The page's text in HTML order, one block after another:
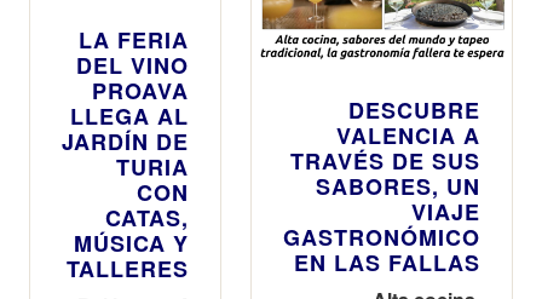
LA FERIA
DEL VINO
PROAVA
LLEGA AL
JARDÍN DE
TURIA
CON
CATAS,
MÚSICA Y
TALLERES
DESCUBRE
VALENCIA A
TRAVÉS DE SUS
SABORES, UN
VIAJE
GASTRONÓMICO
EN LAS FALLAS